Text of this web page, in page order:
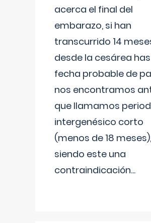
acerca el final del
embarazo, si han
transcurrido 14
desde la cesárea
fecha probable de
nos encontramos
que llamamos
intergenésico corto
(menos de 18 meses),
siendo este una
contraindicación...